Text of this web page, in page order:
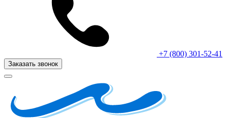
+7 (800) 301-52-41
Заказать звонок